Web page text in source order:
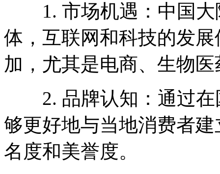
1. 市场机遇：中国大
体，互联网和科技的发
加，尤其是电商、生物
2. 品牌认知：通过在
够更好地与当地消费者
名度和美誉度。